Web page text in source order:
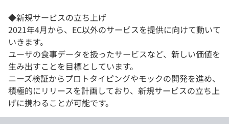
◆新規サービスの立ち上げ
2021年4月から、EC以外のサービスを提供に向けて動いて
いきます。
ユーザの食事データを扱ったサービスなど、新しい価値を
生み出すことを目標としています。
ニーズ検証からプロトタイピングやモックの開発を進め、
積極的にリリースを計画しており、新規サービスの立ち上
げに携わることが可能です。